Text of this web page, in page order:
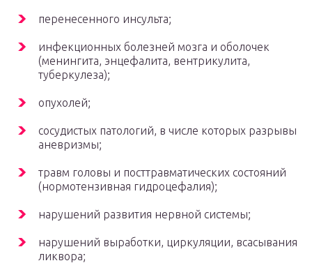
перенесенного инсульта;
инфекционных болезней мозга и оболочек
(менингита, энцефалита, вентрикулита,
туберкулеза);
опухолей;
сосудистых патологий, в числе которых разрывы
аневризмы;
травм головы и посттравматических состояний
(нормотензивная гидроцефалия);
нарушений развития нервной системы;
нарушений выработки, циркуляции, всасывания
ликвора;